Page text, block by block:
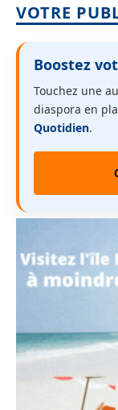
VOTRE
Boostez
Touchez une
diaspora en
Quotidien.